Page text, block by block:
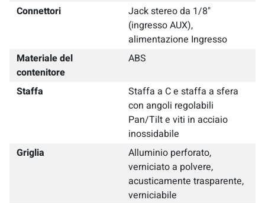
Connettori
Jack stereo da 1/8"
(ingresso AUX),
alimentazione Ingresso
Materiale del
contenitore
ABS
Staffa
Staffa a C e staffa a sfera
con angoli regolabili
Pan/Tilt e viti in acciaio
inossidabile
Griglia
Alluminio perforato,
verniciato a polvere,
acusticamente trasparente,
verniciabile